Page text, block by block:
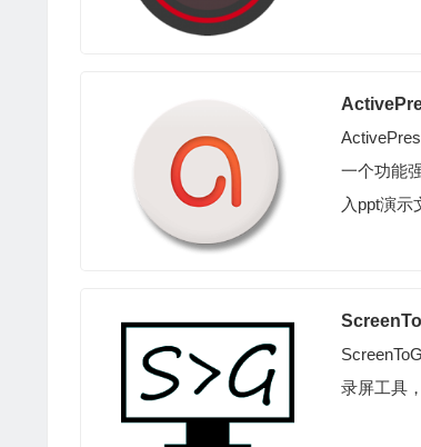
一个功能
入ppt演示
录屏工具，